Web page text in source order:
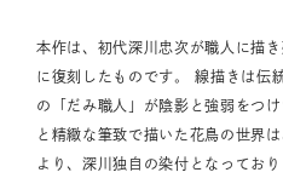
本作は、初代深川忠次が職人に描
に復刻したものです。 線描きは伝
の「だみ職人」が陰影と強弱をつ
と精緻な筆致で描いた花鳥の世界
より、深川独自の染付となっており